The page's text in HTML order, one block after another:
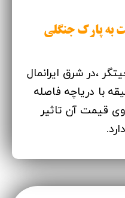
به پارک جنگلی
،در شرق ایرانمال
و با اتومبیل ۷ دقیقه با دریاچه فاصله
روی قیمت آن تاثیر